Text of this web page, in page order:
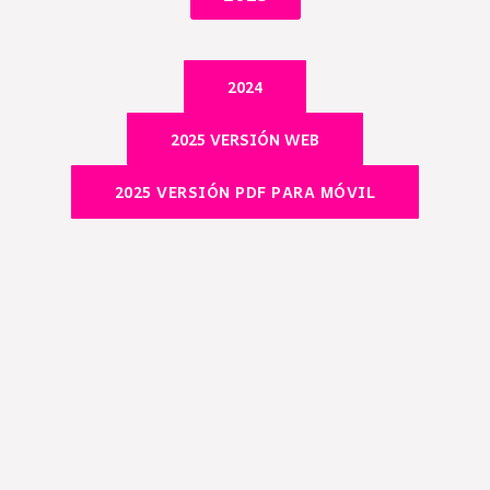
2024
2025 VERSIÓN WEB
2025 VERSIÓN PDF PARA MÓVIL